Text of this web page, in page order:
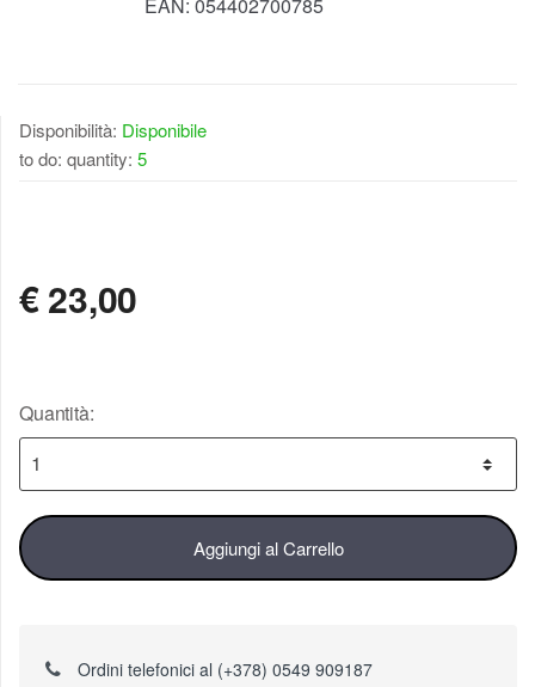
Disponibilità: Disponibile
to do: quantity: 5
€23,00
Quantità:
Aggiungi al Carrello
Ordini telefonici al (+378) 0549 909187